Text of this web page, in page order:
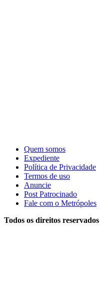
Quem somos
Expediente
Política de Privacidade
Termos de uso
Anuncie
Post Patrocinado
Fale com o Metrópoles
Todos os direitos reservados